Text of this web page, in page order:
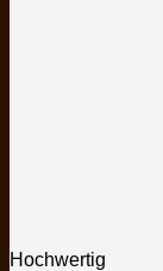
Hochwertig